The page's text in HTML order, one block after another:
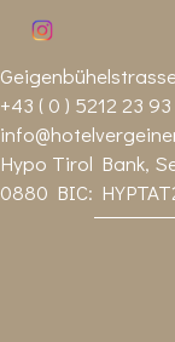
+43 ( 0 ) 5212 23
Hypo Tirol Bank,
0880 BIC: